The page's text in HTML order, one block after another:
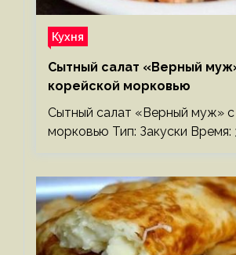
Кухня
Сытный салат «Верный
корейской морковью
Сытный салат «Верный муж» с
морковью Тип: Закуски Время: